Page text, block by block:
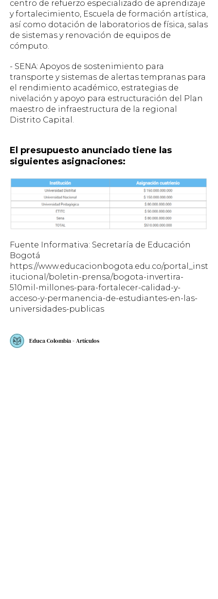
centro de refuerzo especializado de aprendizaje
y fortalecimiento, Escuela de formación artística,
así como dotación de laboratorios de física, salas
de sistemas y renovación de equipos de
cómputo.
- SENA: Apoyos de sostenimiento para
transporte y sistemas de alertas tempranas para
el rendimiento académico, estrategias de
nivelación y apoyo para estructuración del Plan
maestro de infraestructura de la regional
Distrito Capital.
El presupuesto anunciado tiene las
siguientes asignaciones:
Fuente Informativa: Secretaría de Educación
Bogotá
https://www.educacionbogota.edu.co/portal_inst
itucional/boletin-prensa/bogota-invertira-
510mil-millones-para-fortalecer-calidad-y-
acceso-y-permanencia-de-estudiantes-en-las-
universidades-publicas
Educa Colombia - Artículos